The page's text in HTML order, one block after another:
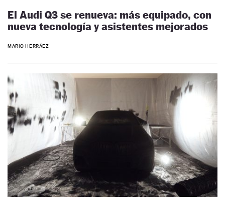
El Audi Q3 se renueva: más equipado, con
nueva tecnología y asistentes mejorados
MARIO HERRÁEZ